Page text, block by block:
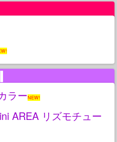
ラーNEW!
AREA リズモチュー